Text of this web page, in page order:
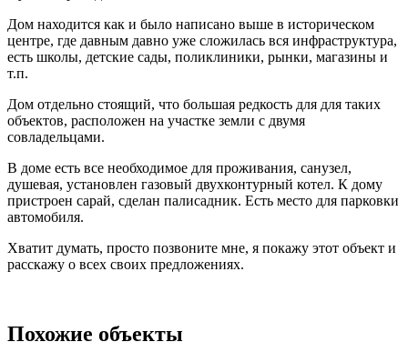
Дом находится как и было написано выше в историческом
центре, где давным давно уже сложилась вся инфраструктура,
есть школы, детские сады, поликлиники, рынки, магазины и
т.п.
Дом отдельно стоящий, что большая редкость для для таких
объектов, расположен на участке земли с двумя
совладельцами.
В доме есть все необходимое для проживания, санузел,
душевая, установлен газовый двухконтурный котел. К дому
пристроен сарай, сделан палисадник. Есть место для парковки
автомобиля.
Хватит думать, просто позвоните мне, я покажу этот объект и
расскажу о всех своих предложениях.
Похожие объекты